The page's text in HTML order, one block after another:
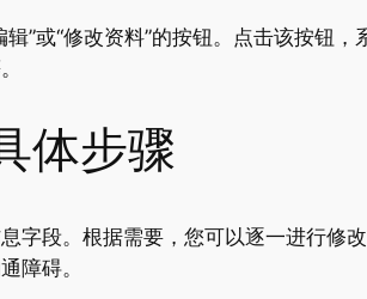
”或“修改资料”的按钮。点击该按钮
体步骤
字段。根据需要，您可以逐一进行修
障碍。